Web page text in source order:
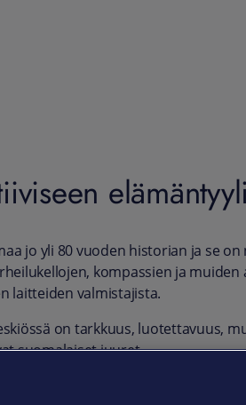
jo yli 80 vuoden historian ja se on
kompassien ja muiden
laitteiden valmistajista.
on tarkkuus, luotettavuus,
suomalaiset juuret.